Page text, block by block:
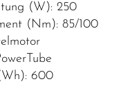
(W): 250
(Nm): 85/100
600